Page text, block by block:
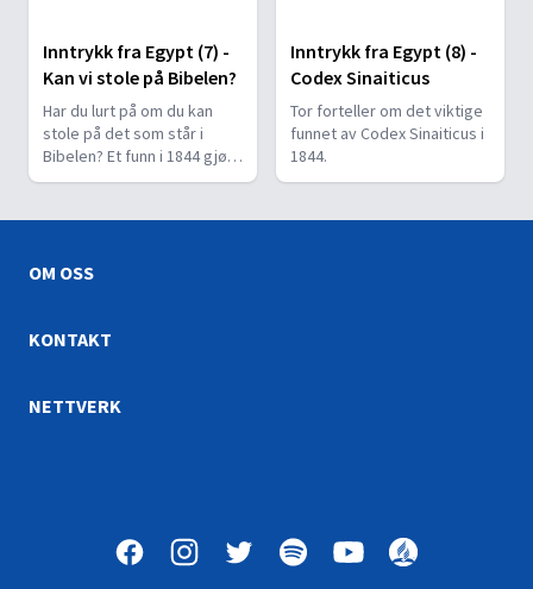
Inntrykk fra Egypt (7) -
Kan vi stole på Bibelen?
Har du lurt på om du kan
stole på det som står i
Bibelen? Et funn i 1844 gjør
oss trygg på at vi kan det.
Inntrykk fra Egypt (8) -
Codex Sinaiticus
Tor forteller om det viktige
funnet av Codex Sinaiticus i
1844.
OM OSS
KONTAKT
NETTVERK